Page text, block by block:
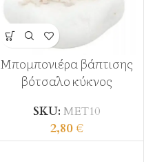
Μπομπονιέρα βάπτισης
βότσαλο κύκνος
SKU:ΜΕΤ10
2,80€